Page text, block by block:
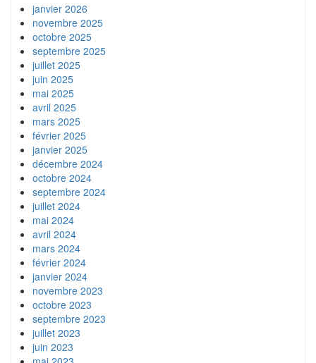
janvier 2026
novembre 2025
octobre 2025
septembre 2025
juillet 2025
juin 2025
mai 2025
avril 2025
mars 2025
février 2025
janvier 2025
décembre 2024
octobre 2024
septembre 2024
juillet 2024
mai 2024
avril 2024
mars 2024
février 2024
janvier 2024
novembre 2023
octobre 2023
septembre 2023
juillet 2023
juin 2023